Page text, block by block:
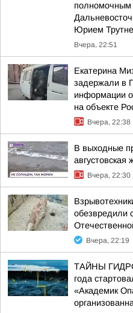
полномочным
Юрием
Вчера, 22:51
Екатерина
задержали в
информации о
на объекте
Вчера, 22:38
В выходные
августовская
Вчера, 22:30
обезвредили
Вчера, 22:19
ТАЙНЫ
года
«Академик